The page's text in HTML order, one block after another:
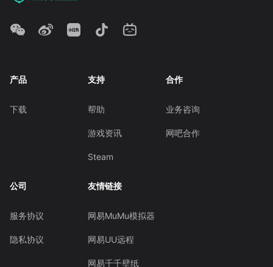
产品
下载
支持
帮助
游戏资讯
Steam
合作
业务咨询
网吧合作
公司
服务协议
隐私协议
友情链接
网易MuMu模拟器
网易UU远程
网易千千壁纸